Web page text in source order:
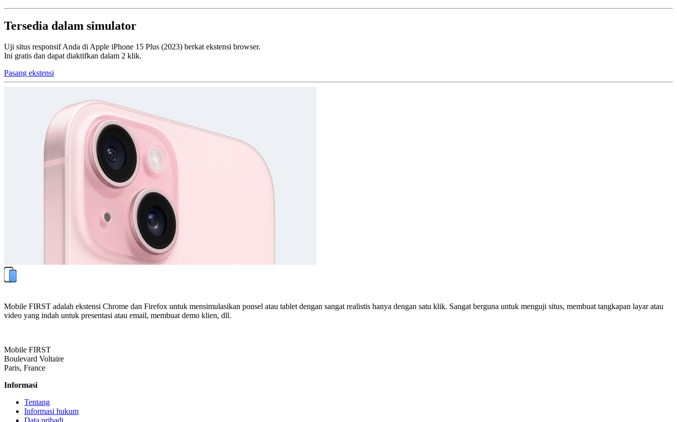
Tersedia dalam simulator
Uji situs responsif Anda di Apple iPhone 15 Plus (2023) berkat ekstensi browser.
Ini gratis dan dapat diaktifkan dalam 2 klik.
Pasang ekstensi
Mobile FIRST adalah ekstensi Chrome dan Firefox untuk mensimulasikan ponsel atau tablet dengan sangat realistis hanya dengan satu klik. Sangat berguna untuk menguji situs, membuat tangkapan layar atau
video yang indah untuk presentasi atau email, membuat demo klien, dll.
Mobile FIRST
Boulevard Voltaire
Paris, France
Informasi
Tentang
Informasi hukum
Data pribadi